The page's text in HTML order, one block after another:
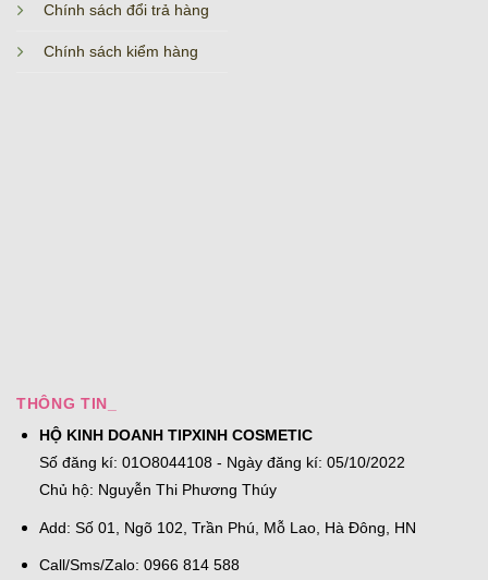
Chính sách đổi trả hàng
Chính sách kiểm hàng
THÔNG TIN_
HỘ KINH DOANH TIPXINH COSMETIC
Số đăng kí: 01O8044108 - Ngày đăng kí: 05/10/2022
Chủ hộ: Nguyễn Thi Phương Thúy
Add: Số 01, Ngõ 102, Trần Phú, Mỗ Lao, Hà Đông, HN
Call/Sms/Zalo: 0966 814 588